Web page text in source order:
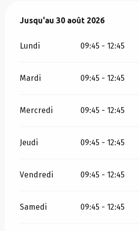
Du4 juillet 2026au30 août 2026
Jusqu'au 30 août 2026
Lundi 09:45 - 12:45
Mardi 09:45 - 12:45
Mercredi 09:45 - 12:45
Jeudi 09:45 - 12:45
Vendredi 09:45 - 12:45
Samedi 09:45 - 12:45